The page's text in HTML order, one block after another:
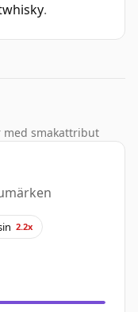
.
med smakattribut
2.2x